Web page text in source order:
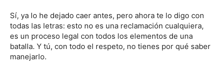
Sí, ya lo he dejado caer antes, pero ahora te lo digo con
todas las letras: esto no es una reclamación cualquiera,
es un proceso legal con todos los elementos de una
batalla. Y tú, con todo el respeto, no tienes por qué saber
manejarlo.